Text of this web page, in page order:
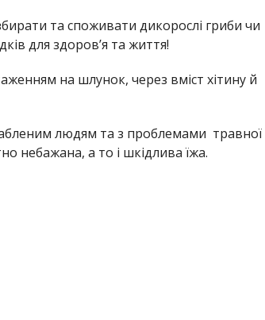
та споживати дикорослі гриби чи
для здоров’я та життя!
на шлунок, через вміст хітину й
людям та з проблемами травної
небажана, а то і шкідлива їжа.